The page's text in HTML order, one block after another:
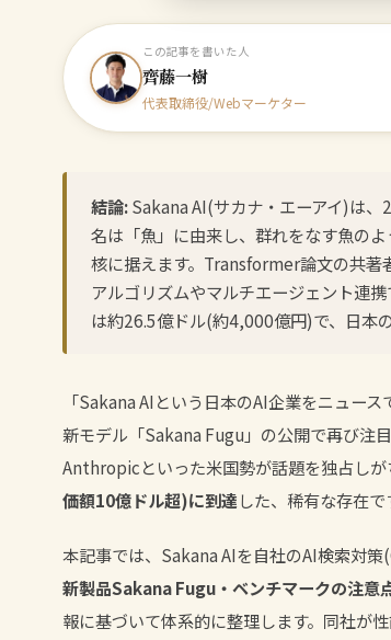
この記事を書いた人
齊藤一樹
代表取締役/Webマーケター
結論:Sakana AI(サカナ・エーアイ)は
名は「魚」に由来し、群れをなす魚の
核に据えます。Transformer論文の共
アルゴリズムやマルチエージェント連
は約26.5億ドル(約4,000億円)で、日本
「Sakana AIという日本のAI企業をニュー
新モデル「Sakana Fugu」の公開で再び注
Anthropicといった米国勢が話題を独占し
価額10億ドル超)に到達した、稀有な存在で
本記事では、Sakana AIを自社のAI検索対策
新製品Sakana Fugu・ベンチマークの注意
報に基づいて体系的に整理します。同社が